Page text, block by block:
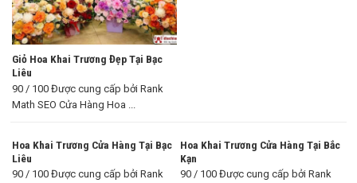
Giỏ Hoa Khai Trương Đẹp Tại Bạc
Liêu
90 / 100 Được cung cấp bởi Rank
Math SEO Cửa Hàng Hoa ...
Hoa Khai Trương Cửa Hàng Tại Bạc
Liêu
90 / 100 Được cung cấp bởi Rank
Hoa Khai Trương Cửa Hàng Tại Bắc
Kạn
90 / 100 Được cung cấp bởi Rank